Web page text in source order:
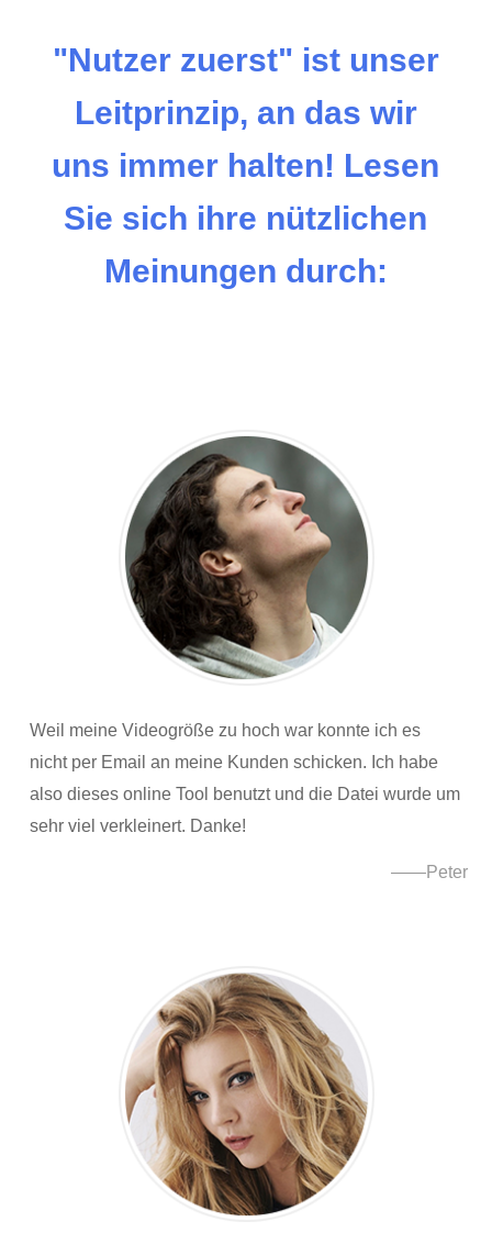
"Nutzer zuerst" ist unser
Leitprinzip, an das wir
uns immer halten! Lesen
Sie sich ihre nützlichen
Meinungen durch:
Weil meine Videogröße zu hoch war konnte ich es
nicht per Email an meine Kunden schicken. Ich habe
also dieses online Tool benutzt und die Datei wurde um
sehr viel verkleinert. Danke!
——Peter